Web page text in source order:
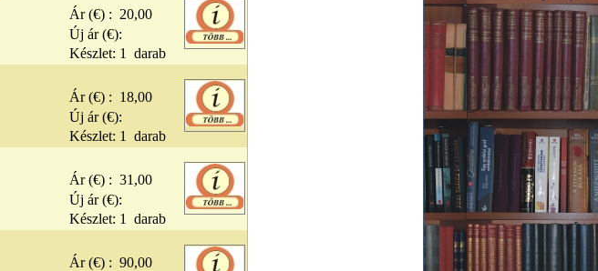
Ár (€) : 20,00
Új ár (€):
Készlet: 1 darab
Ár (€) : 18,00
Új ár (€):
Készlet: 1 darab
Ár (€) : 31,00
Új ár (€):
Készlet: 1 darab
Ár (€) : 90,00